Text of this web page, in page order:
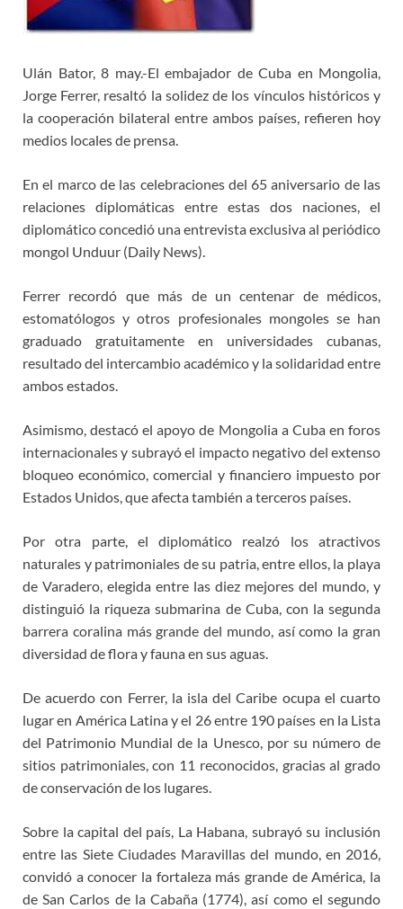
Ulán Bator, 8 may.-El embajador de Cuba en Mongolia,
Jorge Ferrer, resaltó la solidez de los vínculos históricos y
la cooperación bilateral entre ambos países, refieren hoy
medios locales de prensa.
En el marco de las celebraciones del 65 aniversario de las
relaciones diplomáticas entre estas dos naciones, el
diplomático concedió una entrevista exclusiva al periódico
mongol Unduur (Daily News).
Ferrer recordó que más de un centenar de médicos,
estomatólogos y otros profesionales mongoles se han
graduado gratuitamente en universidades cubanas,
resultado del intercambio académico y la solidaridad entre
ambos estados.
Asimismo, destacó el apoyo de Mongolia a Cuba en foros
internacionales y subrayó el impacto negativo del extenso
bloqueo económico, comercial y financiero impuesto por
Estados Unidos, que afecta también a terceros países.
Por otra parte, el diplomático realzó los atractivos
naturales y patrimoniales de su patria, entre ellos, la playa
de Varadero, elegida entre las diez mejores del mundo, y
distinguió la riqueza submarina de Cuba, con la segunda
barrera coralina más grande del mundo, así como la gran
diversidad de flora y fauna en sus aguas.
De acuerdo con Ferrer, la isla del Caribe ocupa el cuarto
lugar en América Latina y el 26 entre 190 países en la Lista
del Patrimonio Mundial de la Unesco, por su número de
sitios patrimoniales, con 11 reconocidos, gracias al grado
de conservación de los lugares.
Sobre la capital del país, La Habana, subrayó su inclusión
entre las Siete Ciudades Maravillas del mundo, en 2016,
convidó a conocer la fortaleza más grande de América, la
de San Carlos de la Cabaña (1774), así como el segundo